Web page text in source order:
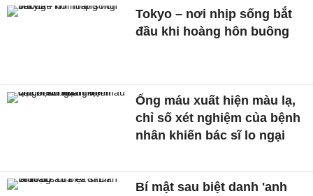
Tokyo – nơi nhịp sống bắt
đầu khi hoàng hôn buông
Ống máu xuất hiện màu lạ,
chỉ số xét nghiệm của bệnh
nhân khiến bác sĩ lo ngại
Bí mật sau biệt danh 'anh